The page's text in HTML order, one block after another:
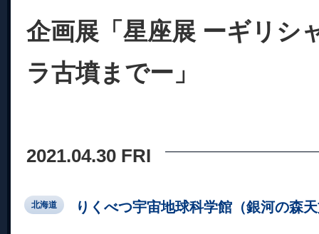
企画展「星座展 ーギリシ
ラ古墳までー」
2021.04.30 FRI
北海道 りくべつ宇宙地球科学館（銀河の森